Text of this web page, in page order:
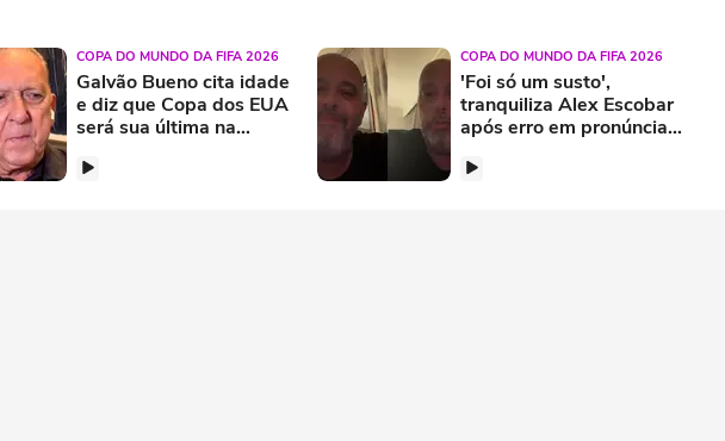
COPA DO MUNDO DA FIFA 2026
Galvão Bueno cita idade
e diz que Copa dos EUA
será sua última na
caindo'
COPA DO MUNDO DA FIFA 2026
'Foi só um susto',
tranquiliza Alex Escobar
após erro em pronúncia